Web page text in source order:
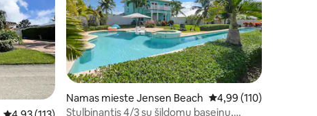
Namas mieste Jensen Beach Vidutinis įvertinimas:
4,99 (110)
Stulbinantis 4/3 su šildomu baseinu,